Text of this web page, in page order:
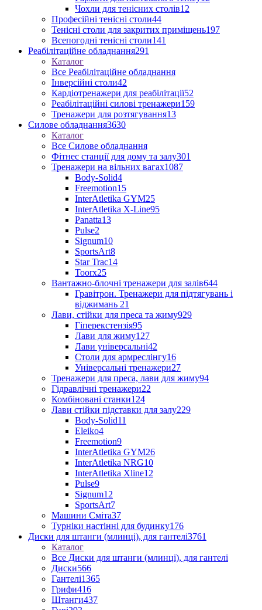
Чохли для тенісних столів12
Професійні тенісні столи44
Тенісні столи для закритих приміщень197
Всепогодні тенісні столи141
Реабілітаційне обладнання291
Каталог
Все Реабілітаційне обладнання
Інверсійні столи42
Кардіотренажери для реабілітації52
Реабілітаційні силові тренажери159
Тренажери для розтягування13
Силове обладнання3630
Каталог
Все Силове обладнання
Фітнес станції для дому та залу301
Тренажери на вільних вагах1087
Body-Solid4
Freemotion15
InterAtletika GYM25
InterAtletika X-Line95
Panatta13
Pulse2
Signum10
SportsArt8
Star Trac14
Toorx25
Вантажно-блочні тренажери для залів644
Гравітрон. Тренажери для підтягувань і
віджимань 21
Лави, стійки для преса та жиму929
Гіперекстензія95
Лави для жиму127
Лави універсальні42
Столи для армреслінгу16
Універсальні тренажери27
Тренажери для преса, лави для жиму94
Гідравлічні тренажери22
Комбіновані станки124
Лави стійки підставки для залу229
Body-Solid11
Eleiko4
Freemotion9
InterAtletika GYM26
InterAtletika NRG10
InterAtletika Xline12
Pulse9
Signum12
SportsArt7
Машини Сміта37
Турніки настінні для будинку176
Диски для штанги (млинці), для гантелі3761
Каталог
Все Диски для штанги (млинці), для гантелі
Диски566
Гантелі1365
Грифи416
Штанги437